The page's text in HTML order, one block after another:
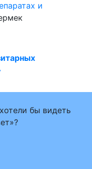
и
бы видеть